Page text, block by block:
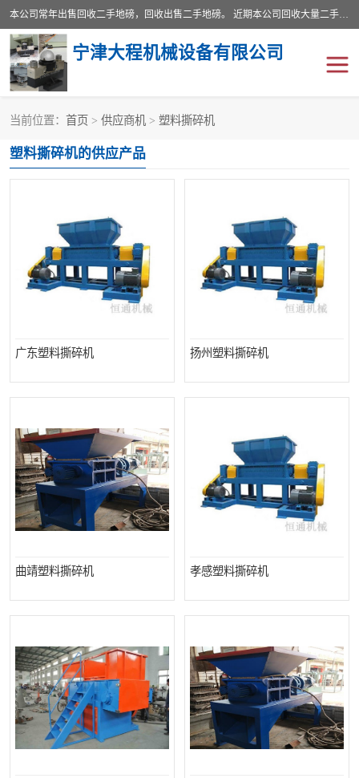
本公司常年出售回收二手地磅，回收出售二手地磅。 近期本公司回收大量二手地磅，型号齐全，宽度从2米到3.5米，长度5米到25米，承重吨位从10到200吨，成色7—9成新。 ? 使用年限6个月至2年，产品来源于个人闲置品，工矿企业停用品，因小换大而来。 精准度和新的一样， 二手地磅是内行人的选择，打个电话就省钱朋友您好等什么
宁津大程机械设备有限公司
当前位置： 首页 > 供应商机 > 塑料撕碎机
塑料撕碎机的供应产品
广东塑料撕碎机 扬州塑料撕碎机
曲靖塑料撕碎机 孝感塑料撕碎机
地磅传感器 废纸打包机
食品烘干机
装载机电子秤 输送机
半自动输送机 全自动输送机